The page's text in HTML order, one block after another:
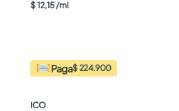
$12,15 /ml
Paga$ 224.900
ICO